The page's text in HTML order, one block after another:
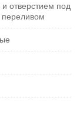
отверстием под